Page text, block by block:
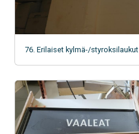
76. Erilaiset kylmä-/styroksilaukut